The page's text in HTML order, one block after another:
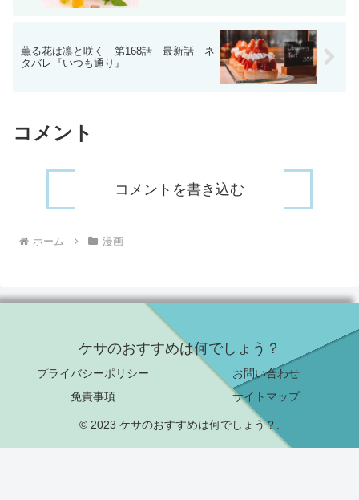
薫る花は凛と咲く 第168話 最新話 ネ
タバレ『いつも通り』
コメント
コメントを書き込む
ホーム 漫画
ケサのおすすめは何でしょう？
プライバシーポリシー
お問い合わせ
免責事項
サイトマップ
© 2023 ケサのおすすめは何でしょう？.